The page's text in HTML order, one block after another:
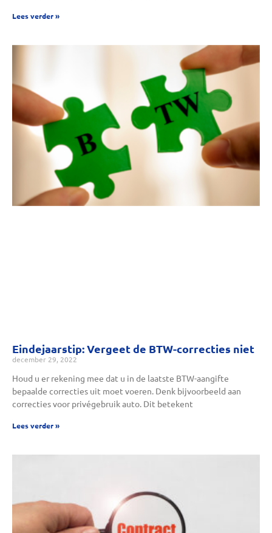
Lees verder »
Eindejaarstip: Vergeet de BTW-correcties niet
december 29, 2022
Houd u er rekening mee dat u in de laatste BTW-aangifte
bepaalde correcties uit moet voeren. Denk bijvoorbeeld aan
correcties voor privégebruik auto. Dit betekent
Lees verder »